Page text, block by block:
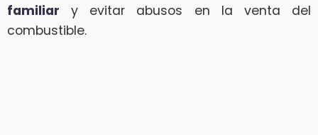
familiar y evitar abusos en la venta del
combustible.